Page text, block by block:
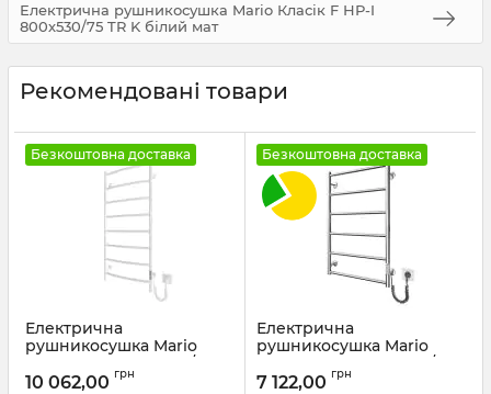
Електрична рушникосушка Mario Класік F НР-I
800х530/75 TR K білий мат
Рекомендовані товари
Безкоштовна доставка
Електрична
рушникосушка Mario
Класік НР-І 1090х530/85
TR К білий мат
10 062,00 грн
Безкоштовна доставка
Електрична
рушникосушка Mario
Класік F НР-I 800х530/75
TR K
7 122,00 грн